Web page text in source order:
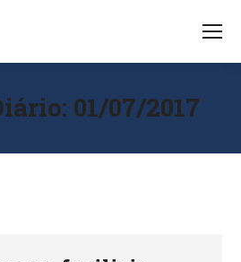
01/07/2017